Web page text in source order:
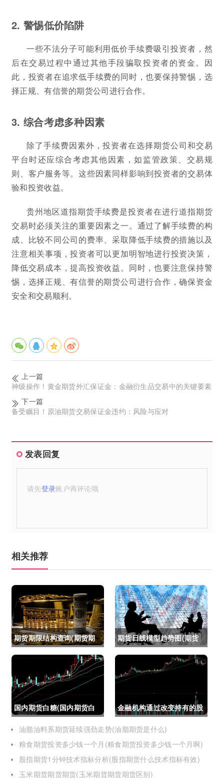
2. 警惕低价陷阱
一些不法分子可能利用低价手续费吸引投资者，然
后在交易过程中通过其他手段骗取投资者的资金。因
此，投资者在追求低手续费的同时，也要保持警惕，选
择正规、有信誉的期货公司进行合作。
3. 综合考虑多种因素
除了手续费因素外，投资者在选择期货公司和交易
平台时还应综合考虑其他因素，如监管政策、交易规
则、客户服务等。这些因素同样影响到投资者的交易体
验和投资收益。
贵州地区道指期货手续费是投资者在进行道指期货
交易时必须关注的重要因素之一。通过了解手续费的构
成、比较不同公司的费率、采取降低手续费的措施以及
注意相关事项，投资者可以更加明智地进行投资决策，
降低交易成本，提高投资收益。同时，也要注意保持警
惕，选择正规、有信誉的期货公司进行合作，确保资金
安全和交易顺利。
上一篇
神级操作！黄金期货外汇保证金：金融衍生品交易中的关键要素
下一篇
备受瞩目！原油期货交易保证金违约：风险与应对
发表回复
请先登录账户再评论哦
相关推荐
期货期限结构查询(期货期
限结构)
期货日线模型趋势图(期货
日线模型趋势图怎么看)
国内期货白糖(国内期货白
糖合约是怎么交割)
金融机构通过改变持有的股
指期货合约(股指期货合约
最长持有多久)
油脂油料系期货延续强劲走势(油脂期货是什么)
粮食期货投资多少钱一个月(粮食期货投资多少钱一个月啊)
股指期货1分钟技术指标分析(股指期货什么技术指标有效)
玉米期货期货期货(玉米期货期货期货区别)